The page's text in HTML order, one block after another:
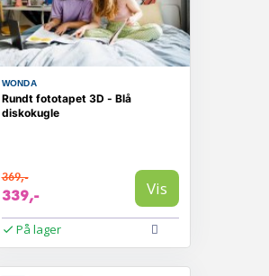
WONDA
Rundt fototapet 3D - Blå
diskokugle
369,-
339,- Vis
På lager